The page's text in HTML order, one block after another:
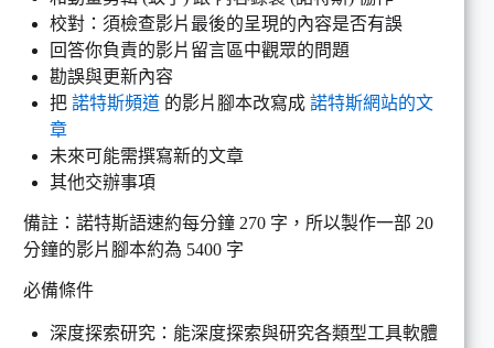
校對：須檢查影片最後的呈現的內容是否有誤
回答你負責的影片留言區中觀眾的問題
勘誤與更新內容
把 諾特斯頻道 的影片腳本改寫成 諾特斯網站的文
章
未來可能需撰寫新的文章
其他交辦事項
備註：諾特斯語速約每分鐘 270 字，所以製作一部 20
分鐘的影片腳本約為 5400 字
必備條件
深度探索研究：能深度探索與研究各類型工具軟體